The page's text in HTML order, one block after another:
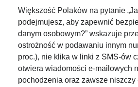
Większość Polaków na pytanie
podejmujesz, aby zapewnić
danym osobowym?” wskazuje
ostrożność w podawaniu innym
proc.), nie klika w linki z SMS-ów
otwiera wiadomości e-mailowych
pochodzenia oraz zawsze niszczy